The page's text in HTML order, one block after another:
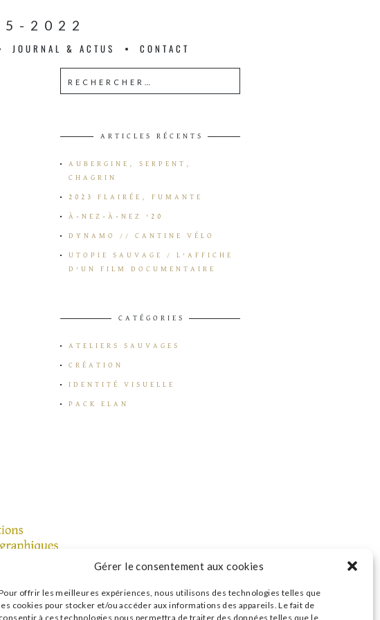
Gérer le consentement aux cookies
offrir les meilleures expériences, nous utilisons des technologies telles que
cookies pour stocker et/ou accéder aux informations des appareils. Le fait de
consentir à ces technologies nous permettra de traiter des données telles que le
JOURNAL & ACTUS CONTACT
2022
ARTICLES RÉCENTS
AUBERGINE, SERPENT,
CHAGRIN
2023 FLAIRÉE, FUMANTE
À-NEZ-À-NEZ ’20
DYNAMO // CANTINE VÉLO
UTOPIE SAUVAGE / L’AFFICHE
D’UN FILM DOCUMENTAIRE
CATÉGORIES
ATELIERS SAUVAGES
CRÉATION
IDENTITÉ VISUELLE
PACK ELAN